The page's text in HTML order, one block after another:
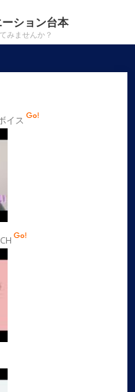
ション台本
みませんか？
イス